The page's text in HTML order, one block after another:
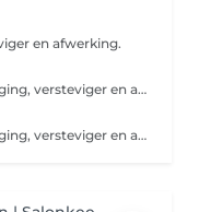
en afwerking.
Inclusief shampoo, conditioner, verzorging, versteviger en afwerking. Opgelet, dit is een vanaf prijs. Afhankelijk van de lengte & dikte van het haar, kan er een supplement kleur worden aangerekend in het salon.
Inclusief shampoo, conditioner, verzorging, versteviger en afwerking. Opgelet, dit is een vanaf prijs. Afhankelijk van de lengte & dikte van het haar, kan er een supplement kleur worden aangerekend in het salon.